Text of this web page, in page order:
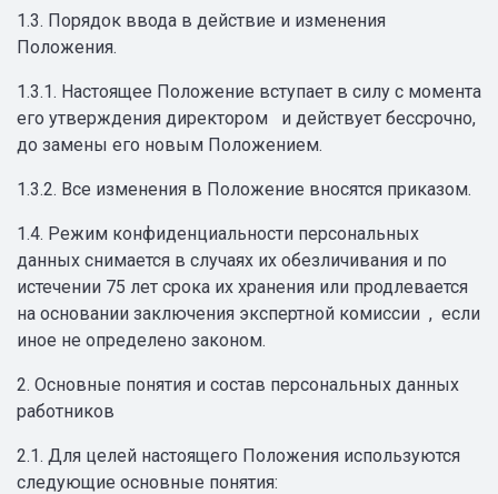
1.3. Порядок ввода в действие и изменения
Положения.
1.3.1. Настоящее Положение вступает в силу с момента
его утверждения директором и действует бессрочно,
до замены его новым Положением.
1.3.2. Все изменения в Положение вносятся приказом.
1.4. Режим конфиденциальности персональных
данных снимается в случаях их обезличивания и по
истечении 75 лет срока их хранения или продлевается
на основании заключения экспертной комиссии , если
иное не определено законом.
2. Основные понятия и состав персональных данных
работников
2.1. Для целей настоящего Положения используются
следующие основные понятия: